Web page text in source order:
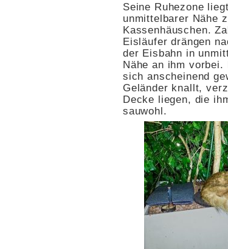
Seine Ruhezone
unmittelbarer Nähe
Kassenhäuschen.
Eisläufer drängen
der Eisbahn in
Nähe an ihm vorbei.
sich anscheinend
Geländer knallt,
Decke liegen, die
sauwohl.